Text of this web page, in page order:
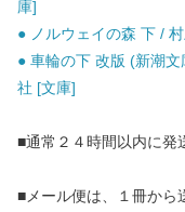
庫]
● ノルウェイの森 下 /
● 車輪の下 改版 (新潮
社 [文庫]
■通常２４時間以内に発
■メール便は、１冊から